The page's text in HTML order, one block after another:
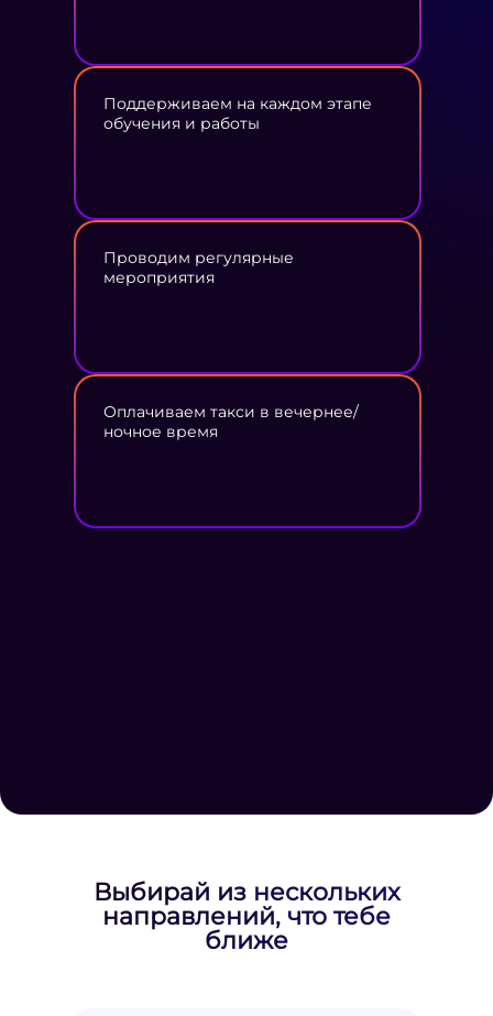
Поддерживаем на каждом этапе
обучения и работы
Проводим регулярные
мероприятия
Оплачиваем такси в вечернее/
ночное время
Выбирай из нескольких
направлений, что тебе
ближе